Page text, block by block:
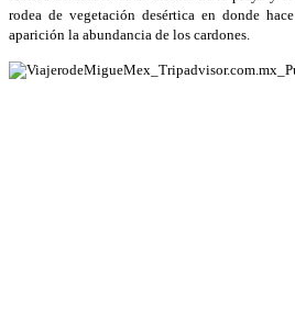
rodea de vegetación desértica en donde hace
aparición la abundancia de los cardones.